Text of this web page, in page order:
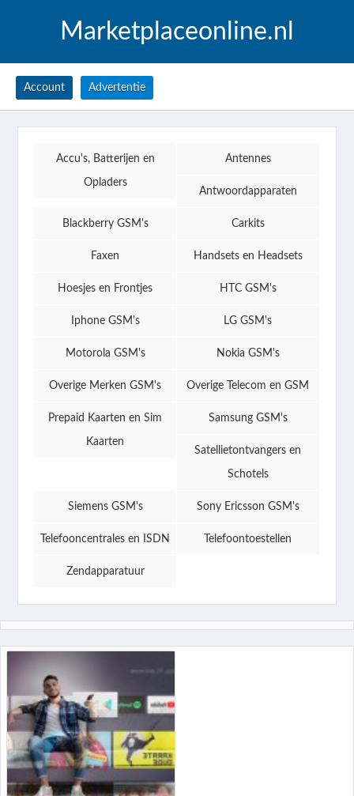
Marketplaceonline.nl
Account Advertentie
Accu's, Batterijen en
Opladers
Antennes
Antwoordapparaten
Blackberry GSM's Carkits
Faxen Handsets en Headsets
Hoesjes en Frontjes HTC GSM's
Iphone GSM's LG GSM's
Motorola GSM's Nokia GSM's
Overige Merken GSM's Overige Telecom en GSM
Prepaid Kaarten en Sim
Kaarten
Samsung GSM's
Satellietontvangers en
Schotels
Siemens GSM's Sony Ericsson GSM's
Telefooncentrales en ISDN Telefoontoestellen
Zendapparatuur